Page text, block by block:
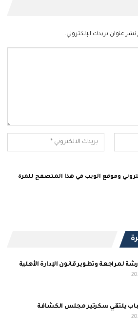
نشر عنوان بريدك الإلكتروني.
وموقع الويب في هذا المتصفح للمرة
لمراجعة وتطوير قانون الإدارة الأهلية
يلتقي سكرتير مجلس الكشافة